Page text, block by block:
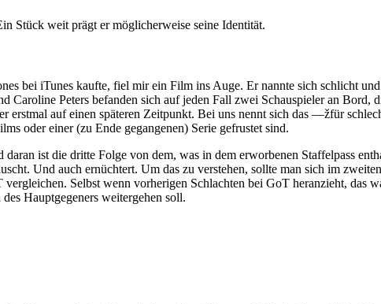
Stück weit prägt er möglicherweise seine Identität.
bei iTunes kaufte, fiel mir ein Film ins Auge. Er nannte sich schlicht
Peters befanden sich auf jeden Fall zwei Schauspieler an Bord,
erstmal auf einen späteren Zeitpunkt. Bei uns nennt sich das —žfür
oder einer (zu Ende gegangenen) Serie gefrustet sind.
ist die dritte Folge von dem, was in dem erworbenen Staffelpass
Und auch ernüchtert. Um das zu verstehen, sollte man sich im
Selbst wenn vorherigen Schlachten bei GoT heranzieht, das
Hauptgegeners weitergehen soll.